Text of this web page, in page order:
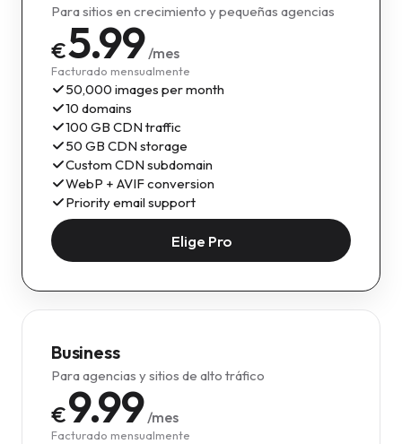
Para sitios en crecimiento y pequeñas agencias
€5.99 /mes
Facturado mensualmente
50,000 images per month
10 domains
100 GB CDN traffic
50 GB CDN storage
Custom CDN subdomain
WebP + AVIF conversion
Priority email support
Elige Pro
Business
Para agencias y sitios de alto tráfico
€9.99 /mes
Facturado mensualmente